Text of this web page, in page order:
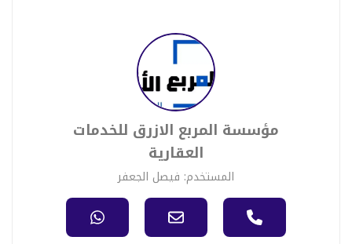
مؤسسة المربع الازرق للخدمات
العقارية
المستخدم: فيصل الجعفر